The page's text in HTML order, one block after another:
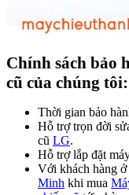
Chính sách bảo
cũ của chúng tôi:
Thời gian bảo
Hỗ trợ trọn đời
cũ LG.
Hỗ trợ lắp đặt
Với khách hàng ở
Minh khi mua